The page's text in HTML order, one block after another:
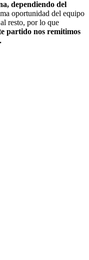
dependiendo del
oportunidad del equipo
resto, por lo que
partido nos remitimos